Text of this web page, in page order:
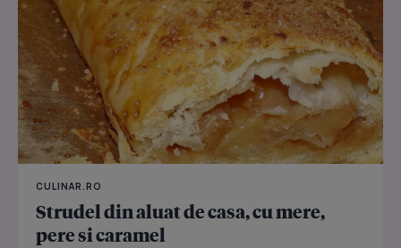
CULINAR.RO
Strudel din aluat de casa, cu mere,
pere si caramel